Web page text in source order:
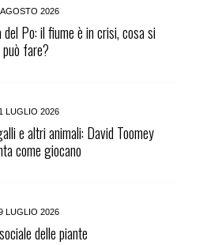
2026
Po: il fiume è in crisi, cosa si
può fare?
LUGLIO 2026
e altri animali: David Toomey
come giocano
LUGLIO 2026
delle piante